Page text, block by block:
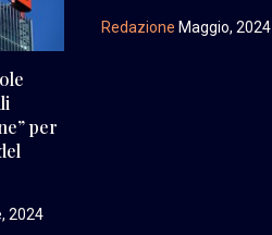
per
2024
Redazione Maggio, 2024